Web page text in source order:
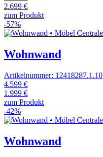
2.699 €
zum Produkt
-57%
Wohnwand
Artikelnummer: 12418287.1.10
4.599 €
1.999 €
zum Produkt
-42%
Wohnwand